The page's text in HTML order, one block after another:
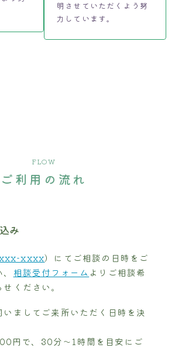
明させていただくよう努
力しています。
FLOW
ご利用の流れ
み
xxxx）にてご相談の日時をご
相談受付フォーム よりご相談希
ください。
いましてご来所いただく日時を決
円で、30分～1時間を目安にご